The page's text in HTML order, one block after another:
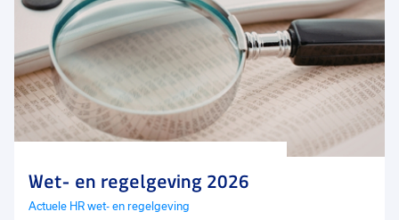
Wet- en regelgeving 2026
Actuele HR wet- en regelgeving